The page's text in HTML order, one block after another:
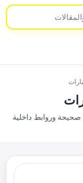
وروابط داخلية